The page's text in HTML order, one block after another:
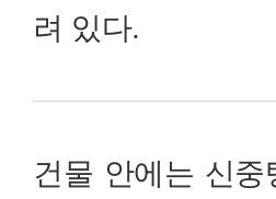
려 있다.
건물 안에는 신